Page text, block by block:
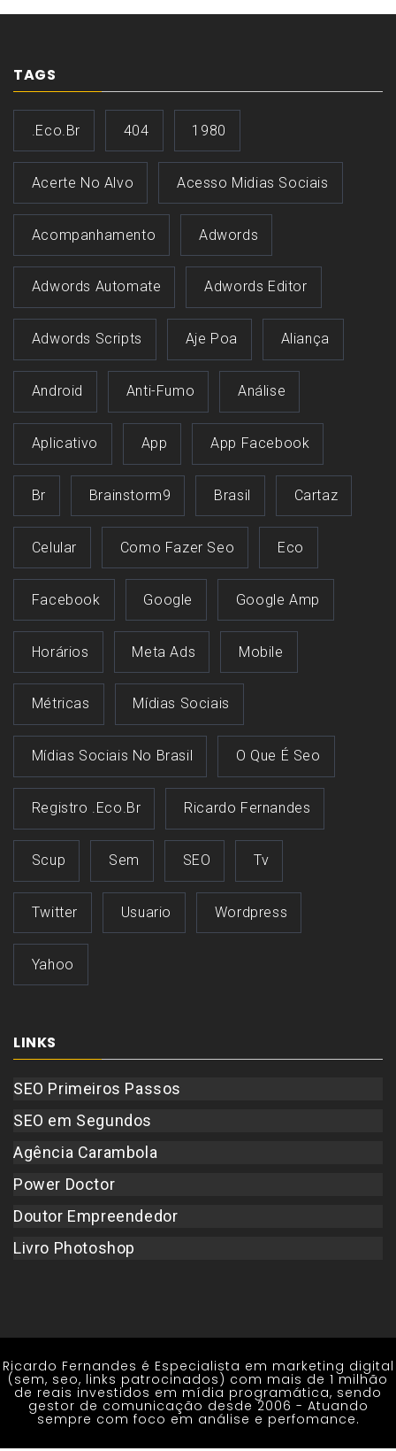
TAGS
.eco.br 404 1980
Acerte No Alvo Acesso Midias Sociais
Acompanhamento Adwords
Adwords Automate Adwords Editor
Adwords Scripts Aje Poa Aliança
Android Anti-Fumo Análise
Aplicativo App App Facebook
Br Brainstorm9 Brasil Cartaz
Celular Como Fazer Seo Eco
Facebook Google Google Amp
Horários Meta Ads Mobile
Métricas Mídias Sociais
Mídias Sociais No Brasil O Que É Seo
Registro .eco.br Ricardo Fernandes
Scup Sem SEO Tv
Twitter Usuario Wordpress
Yahoo
LINKS
SEO Primeiros Passos
SEO em Segundos
Agência Carambola
Power Doctor
Doutor Empreendedor
Livro Photoshop
Ricardo Fernandes é Especialista em marketing digital
(sem, seo, links patrocinados) com mais de 1 milhão
de reais investidos em mídia programática, sendo
gestor de comunicação desde 2006 - Atuando
sempre com foco em análise e perfomance.